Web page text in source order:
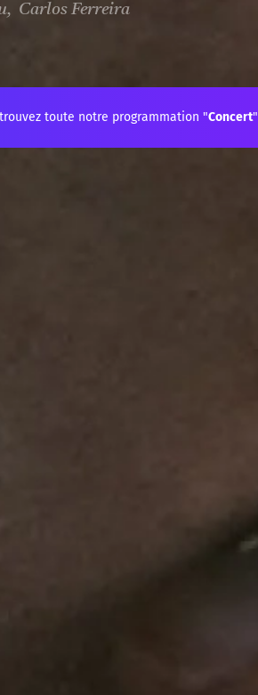
Carlos Ferreira
toute notre programmation "Concert"